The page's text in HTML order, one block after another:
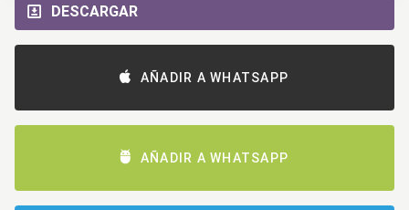
DESCARGAR
AÑADIR A WHATSAPP
AÑADIR A WHATSAPP